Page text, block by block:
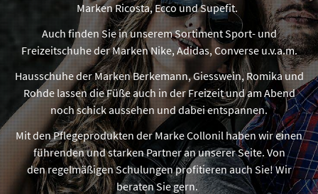
Marken Ricosta, Ecco und Supefit.
Auch finden Sie in unserem Sortiment Sport- und
Freizeitschuhe der Marken Nike, Adidas, Converse u.v.a.m.
Hausschuhe der Marken Berkemann, Giesswein, Romika und
Rohde lassen die Füße auch in der Freizeit und am Abend
noch schick aussehen und dabei entspannen.
Mit den Pflegeprodukten der Marke Collonil haben wir einen
führenden und starken Partner an unserer Seite. Von
den regelmäßigen Schulungen profitieren auch Sie! Wir
beraten Sie gern.